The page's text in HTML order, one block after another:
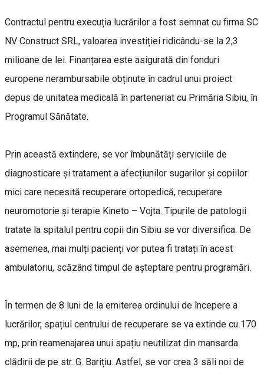
Contractul pentru execuția lucrărilor a fost semnat cu firma SC
NV Construct SRL, valoarea investiției ridicându-se la 2,3
milioane de lei. Finanțarea este asigurată din fonduri
europene nerambursabile obținute în cadrul unui proiect
depus de unitatea medicală în parteneriat cu Primăria Sibiu, în
Programul Sănătate.
Prin această extindere, se vor îmbunătăți serviciile de
diagnosticare și tratament a afecțiunilor sugarilor și copiilor
mici care necesită recuperare ortopedică, recuperare
neuromotorie și terapie Kineto – Vojta. Tipurile de patologii
tratate la spitalul pentru copii din Sibiu se vor diversifica. De
asemenea, mai mulți pacienți vor putea fi tratați în acest
ambulatoriu, scăzând timpul de așteptare pentru programări.
În termen de 8 luni de la emiterea ordinului de începere a
lucrărilor, spațiul centrului de recuperare se va extinde cu 170
mp, prin reamenajarea unui spațiu neutilizat din mansarda
clădirii de pe str. G. Barițiu. Astfel, se vor crea 3 săli noi de